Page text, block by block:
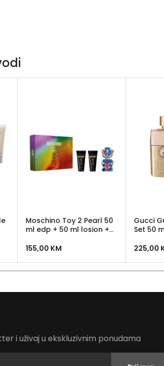
Moschino Toy 2 Pearl 50
ml edp + 50 ml losion +
155,00 KM
Gucci
Set 50
225,00
i uživaj u ekskluzivnim ponudama